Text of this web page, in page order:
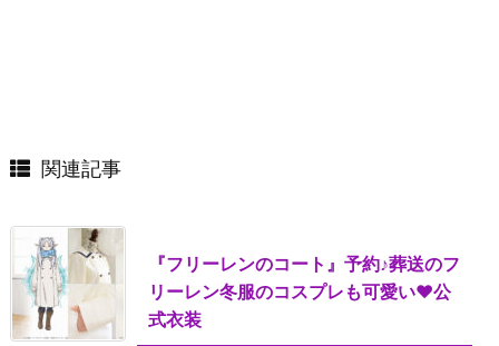
関連記事
『フリーレンのコート』予約♪葬送のフ
リーレン冬服のコスプレも可愛い♥公
式衣装